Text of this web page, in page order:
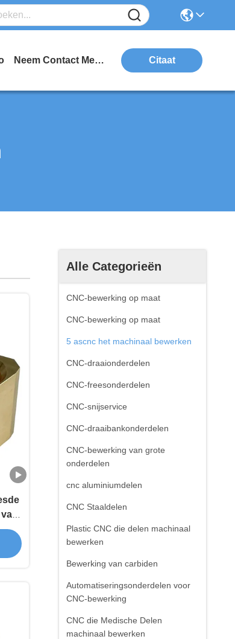
Neem Contact Met Ons Op Citaat
Alle Categorieën
CNC-bewerking op maat
CNC-bewerking op maat
5 ascnc het machinaal bewerken
CNC-draaionderdelen
CNC-freesonderdelen
CNC-snijservice
CNC-draaibankonderdelen
CNC-bewerking van grote
onderdelen
cnc aluminiumdelen
CNC Staaldelen
Plastic CNC die delen machinaal
bewerken
Bewerking van carbiden
Automatiseringsonderdelen voor
CNC-bewerking
CNC die Medische Delen
machinaal bewerken